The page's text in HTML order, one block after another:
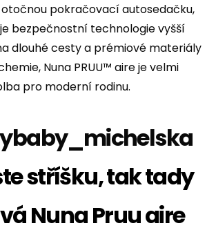
pokračovací autosedačku,
bezpečnostní technologie vyšší
dlouhé cesty a prémiové materiály
Nuna PRUU™ aire je velmi
pro moderní rodinu.
stříšku, tak tady
Nuna Pruu aire